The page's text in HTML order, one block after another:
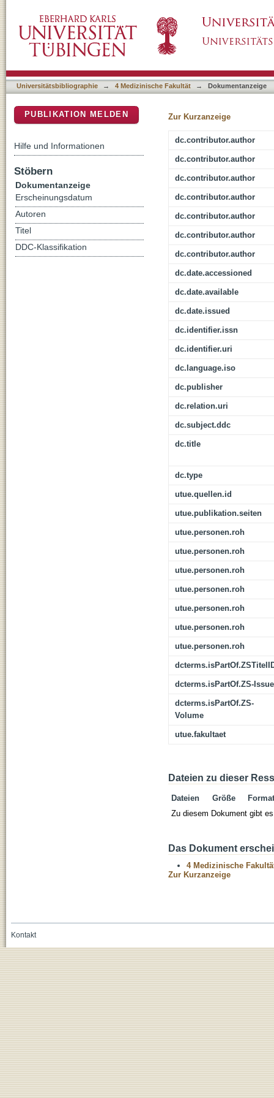
Universitätsbibliographie → 4 Medizinische Fakultät → Dokumentanzeige
Zur Kurzanzeige
dc.contributor.author
dc.contributor.author
dc.contributor.author
dc.contributor.author
dc.contributor.author
dc.contributor.author
dc.contributor.author
dc.date.accessioned
dc.date.available
dc.date.issued
dc.identifier.issn
dc.identifier.uri
dc.language.iso
dc.publisher
dc.relation.uri
dc.subject.ddc
dc.title
dc.type
utue.quellen.id
utue.publikation.seiten
utue.personen.roh
utue.personen.roh
utue.personen.roh
utue.personen.roh
utue.personen.roh
utue.personen.roh
utue.personen.roh
dcterms.isPartOf.ZS-Issue
dcterms.isPartOf.ZS-
Volume
utue.fakultaet
Dateien zu dieser
Dateien Größe
Format
Zu diesem Dokument gibt
Das Dokument
4 Medizinische
Zur Kurzanzeige
PUBLIKATION MELDEN
Hilfe und Informationen
Stöbern
Dokumentanzeige
Erscheinungsdatum
Autoren
Titel
DDC-Klassifikation
Kontakt